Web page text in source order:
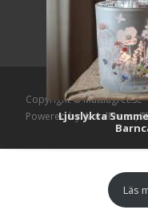
Ljuslykta
Läs
Copyright © Mattlagret.se
Powered by WordPress,